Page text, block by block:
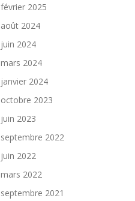
février 2025
août 2024
juin 2024
mars 2024
janvier 2024
octobre 2023
juin 2023
septembre 2022
juin 2022
mars 2022
septembre 2021